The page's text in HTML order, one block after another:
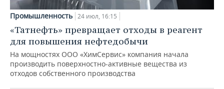
Промышленность 24 июл, 16:15
«Татнефть» превращает отходы в реагент
для повышения нефтедобычи
На мощностях ООО «ХимСервис» компания начала
производить поверхностно-активные вещества из
отходов собственного производства